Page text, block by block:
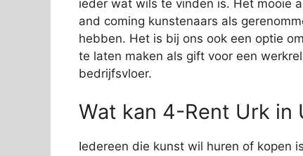
ieder wat wils te vinden is. Het mooie
and coming kunstenaars als
hebben. Het is bij ons ook een optie
te laten maken als gift voor een
bedrijfsvloer.
Wat kan 4-Rent Urk in
Iedereen die kunst wil huren of kopen